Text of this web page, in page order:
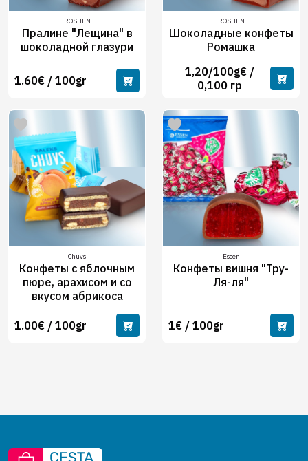
ROSHEN
Пралине "Лещина" в
шоколадной глазури
1.60€ / 100gr
ROSHEN
Шоколадные конфеты
Ромашка
1,20/100g€ /
0,100 гр
Chuvs
Конфеты с яблочным
пюре, арахисом и со
вкусом абрикоса
1.00€ / 100gr
Essen
Конфеты вишня "Тру-
Ля-ля"
1€ / 100gr